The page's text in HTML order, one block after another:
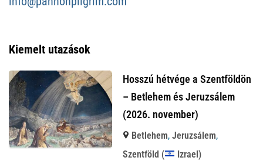
Kiemelt utazások
Hosszú hétvége a Szentföldön
– Betlehem és Jeruzsálem
(2026. november)
Betlehem, Jeruzsálem,
Szentföld (
Izrael)